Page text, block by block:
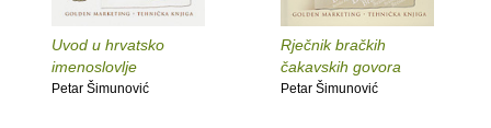
Uvod u hrvatsko
imenoslovlje
Petar Šimunović
Rječnik bračkih
čakavskih govora
Petar Šimunović